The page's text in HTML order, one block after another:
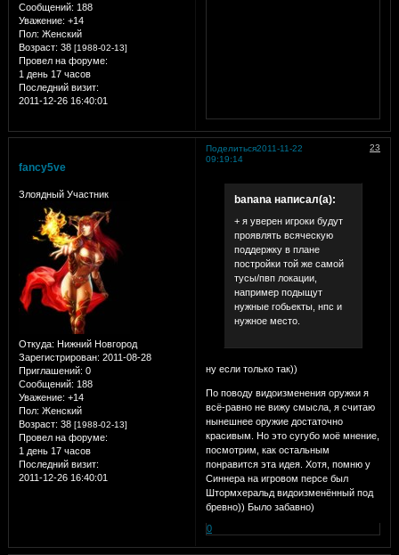
Сообщений: 188
Уважение: +14
Пол: Женский
Возраст: 38 [1988-02-13]
Провел на форуме:
1 день 17 часов
Последний визит:
2011-12-26 16:40:01
Поделиться 23
2011-11-22
09:19:14
fancy5ve
Злоядный Участник
Откуда: Нижний Новгород
Зарегистрирован: 2011-08-28
Приглашений: 0
Сообщений: 188
Уважение: +14
Пол: Женский
Возраст: 38 [1988-02-13]
Провел на форуме:
1 день 17 часов
Последний визит:
2011-12-26 16:40:01
banana написал(а):
+ я уверен игроки будут
проявлять всяческую
поддержку в плане
постройки той же самой
тусы/пвп локации,
например подыщут
нужные гобьекты, нпс и
нужное место.
ну если только так))
По поводу видоизменения оружки я
всё-равно не вижу смысла, я считаю
нынешнее оружие достаточно
красивым. Но это сугубо моё мнение,
посмотрим, как остальным
понравится эта идея. Хотя, помню у
Синнера на игровом персе был
Штормхеральд видоизменённый под
бревно)) Было забавно)
0